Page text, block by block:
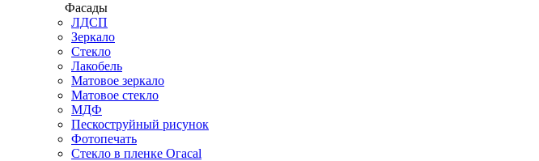
Фасады
ЛДСП
Зеркало
Стекло
Лакобель
Матовое зеркало
Матовое стекло
МДФ
Пескоструйный рисунок
Фотопечать
Стекло в пленке Огасаl